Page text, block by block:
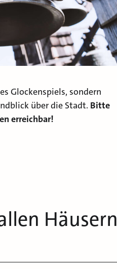
Glockenspiels, sondern
über die Stadt. Bitte
erreichbar!
Häusern